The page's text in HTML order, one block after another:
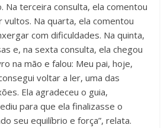
Na terceira consulta, ela comentou
vultos. Na quarta, ela comentou
com dificuldades. Na quinta,
e, na sexta consulta, ela chegou
na mão e falou: Meu pai, hoje,
voltar a ler, uma das
Ela agradeceu o guia,
para que ela finalizasse o
seu equilíbrio e força”, relata.